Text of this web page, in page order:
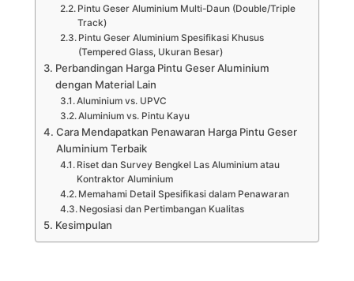
Pintu Geser Aluminium Multi-Daun (Double/Triple
Track)
Pintu Geser Aluminium Spesifikasi Khusus
(Tempered Glass, Ukuran Besar)
Perbandingan Harga Pintu Geser Aluminium
dengan Material Lain
Aluminium vs. UPVC
Aluminium vs. Pintu Kayu
Cara Mendapatkan Penawaran Harga Pintu Geser
Aluminium Terbaik
Riset dan Survey Bengkel Las Aluminium atau
Kontraktor Aluminium
Memahami Detail Spesifikasi dalam Penawaran
Negosiasi dan Pertimbangan Kualitas
Kesimpulan